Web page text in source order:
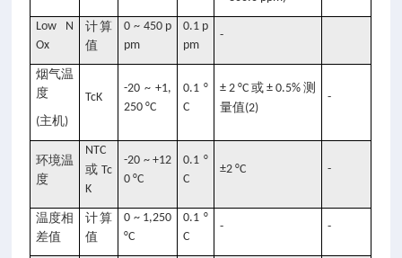
Low N
Ox
计算
值
0 ~ 450 p
pm
0.1 p
pm
-
烟气温
度
(主机)
TcK
-20 ~ +1,
250 °C
0.1 °
C
± 2 °C或 ± 0.5%测
量值(2)
-
环境温
度
NTC
或 Tc
K
-20 ~ +12
0 °C
0.1 °
C
±2 °C -
温度相
差值
计算
值
0 ~ 1,250
°C
0.1 °
C
- -